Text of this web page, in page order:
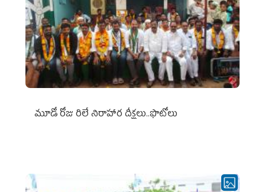
మూడో రోజు రిలే నిరాహార దీక్షలు..ఫొటోలు